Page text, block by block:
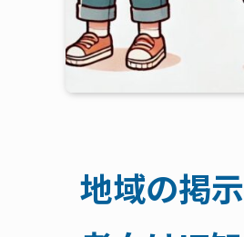
地域の掲